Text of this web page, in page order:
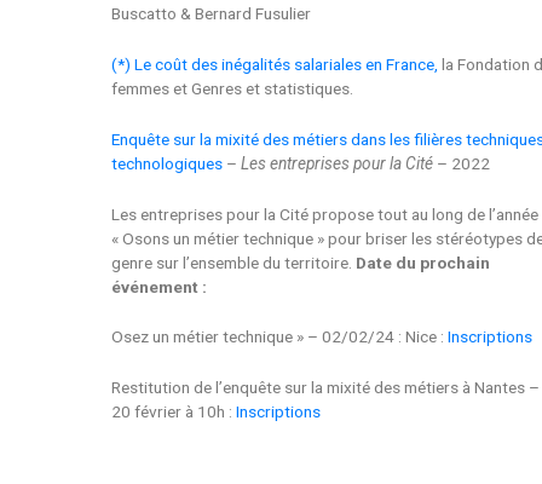
Buscatto & Bernard Fusulier
(*) Le coût des inégalités salariales en France, la Fondation
femmes et Genres et statistiques.
Enquête sur la mixité des métiers dans les filières
technologiques –Les entreprises pour la Cité – 2022
Les entreprises pour la Cité propose tout au long de l’année
« Osons un métier technique » pour briser les stéréotypes
genre sur l’ensemble du territoire. Date du prochain
événement :
Osez un métier technique » – 02/02/24 : Nice :Inscriptions
Restitution de l’enquête sur la mixité des métiers à Nantes
20 février à 10h : Inscriptions